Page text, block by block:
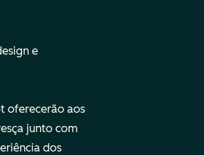
e
oferecerão aos
junto com
dos